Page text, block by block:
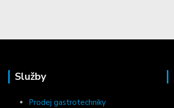
Služby
Prodej gastrotechniky